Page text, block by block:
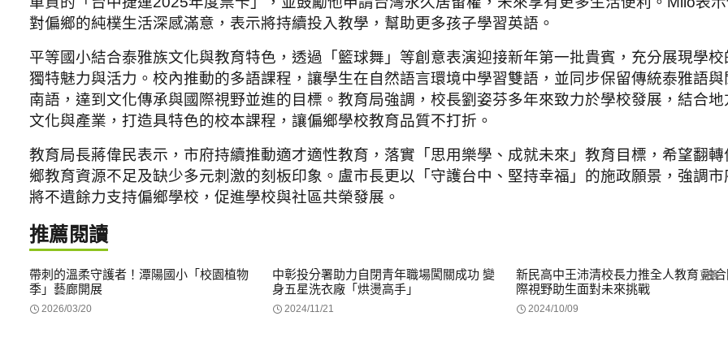
對偏鄉的純樸生活深感滿意，表示將持續投入教學，幫助更多孩子學習英語。
平等國小結合泰雅族文化與教育特色，透過「籃球舞」等創意表演迎接新年第一批貴賓，充分展現學校
獨特魅力與活力。校內推動的多語課程，讓學生在自然語言環境中學習雙語，並同步保留傳統泰雅語與
南語，達到文化傳承與國際視野並進的目標。教育局強調，校長劉姿芬多年來致力於學校發展，結合地
文化與產業，打造具特色的校本課程，讓偏鄉學校教育品質不打折。
教育局長蔣偉民表示，市府持續推動適才適性教育，落實「思用樂學、成就未來」教育目標，希望翻轉
鄉教育資源不足及缺少多元刺激的刻板印象。盧市長更以「守護台中、堅持幸福」的施政願景，強調市
將不遺餘力支持偏鄉學校，促進學校與社區共榮發展。
推薦閱讀
更多
帶刺的溫柔守護者！潭陽國小「校園植物
季」藝廊開展
2026/03/20
中彰投分署助力自閉青年職場闖關成功 變
身五星洗衣廠「烘燙高手」
2024/11/21
新民高中王沛清校長力推全人教育 融合
際視野助生面對未來挑戰
2024/10/09